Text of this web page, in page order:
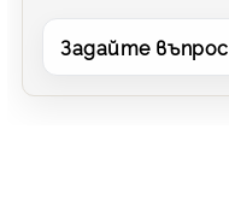
Задайте въпрос